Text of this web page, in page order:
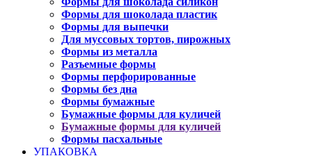
Формы для шоколада пластик
Формы для выпечки
Для муссовых тортов, пирожных
Формы из металла
Разъемные формы
Формы перфорированные
Формы без дна
Формы бумажные
Бумажные формы для куличей
Бумажные формы для куличей
Формы пасхальные
УПАКОВКА